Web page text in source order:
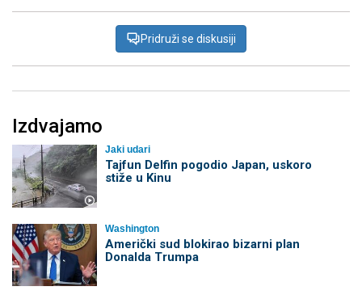
Pridruži se diskusiji
Izdvajamo
Jaki udari
Tajfun Delfin pogodio Japan, uskoro
stiže u Kinu
Washington
Američki sud blokirao bizarni plan
Donalda Trumpa